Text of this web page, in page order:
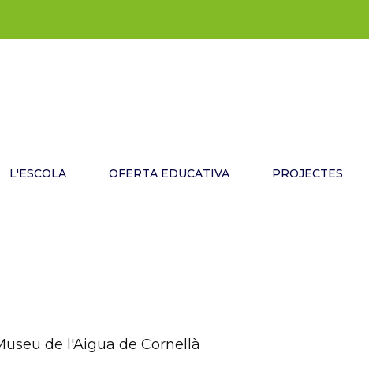
L'ESCOLA OFERTA EDUCATIVA PROJECTES
de l'Aigua de Cornellà